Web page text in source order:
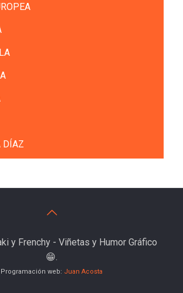
DÍAZ
y Frenchy - Viñetas y Humor Gráfico
😁.
Programación web: Juan Acosta